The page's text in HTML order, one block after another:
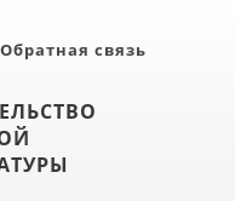
Обратная связь